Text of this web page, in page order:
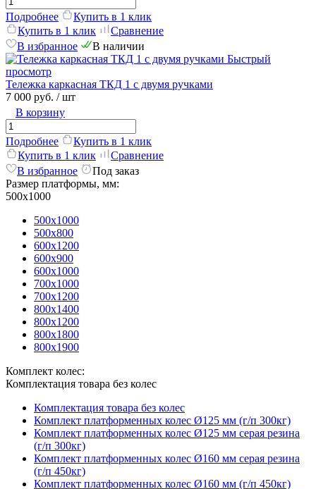
Подробнее
Купить в 1 клик
Купить в 1 клик
Сравнение
В избранное
В наличии
Быстрый
просмотр
Тележка каркасная ТКД 1 с двумя ручками
7 000 руб. / шт
В корзину
Подробнее
Купить в 1 клик
Купить в 1 клик
Сравнение
В избранное
Под заказ
Размер платформы, мм:
500х1000
500х1000
500х800
600х1200
600х900
600х1000
700х1000
700х1200
800х1400
800х1200
800х1800
800х1900
Комплект колес:
Комплектация товара без колес
Комплектация товара без колес
Комплект платформенных колес Ø125 мм (г/п 300кг)
Комплект платформенных колес Ø125 мм серая резина
(г/п 300кг)
Комплект платформенных колес Ø160 мм серая резина
(г/п 450кг)
Комплект платформенных колес Ø160 мм (г/п 450кг)